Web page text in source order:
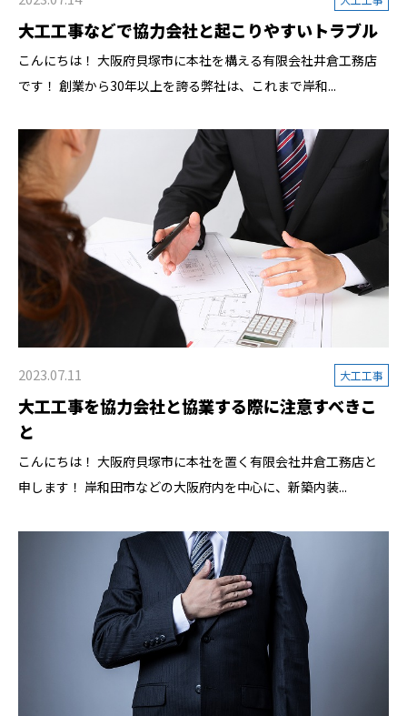
大工工事などで協力会社と起こりやすいトラブル
こんにちは！ 大阪府貝塚市に本社を構える有限会社井倉工務店
です！ 創業から30年以上を誇る弊社は、これまで岸和...
2023.07.11 大工工事
大工工事を協力会社と協業する際に注意すべきこ
と
こんにちは！ 大阪府貝塚市に本社を置く有限会社井倉工務店と
申します！ 岸和田市などの大阪府内を中心に、新築内装...